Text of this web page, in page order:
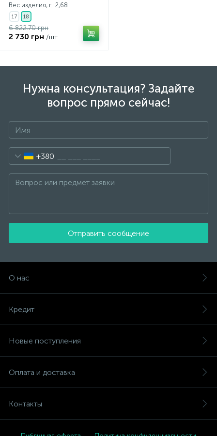
Вес изделия, г.: 2,68
17 18
6 822.70 грн
2 730 грн /шт.
Нужна консультация? Задайте
вопрос прямо сейчас!
+380
Отправить сообщение
О нас
Кредит
Новые поступления
Оплата и доставка
Контакты